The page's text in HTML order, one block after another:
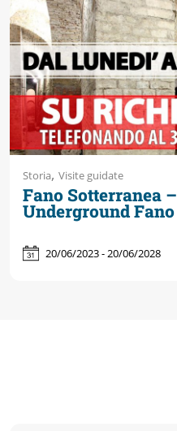
Storia, Visite guidate
Fano Sotterranea –
Underground Fano
20/06/2023 - 20/06/2028